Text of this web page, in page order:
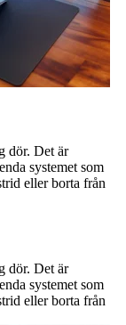
dör. Det är
systemet som
eller borta från
dör. Det är
systemet som
eller borta från